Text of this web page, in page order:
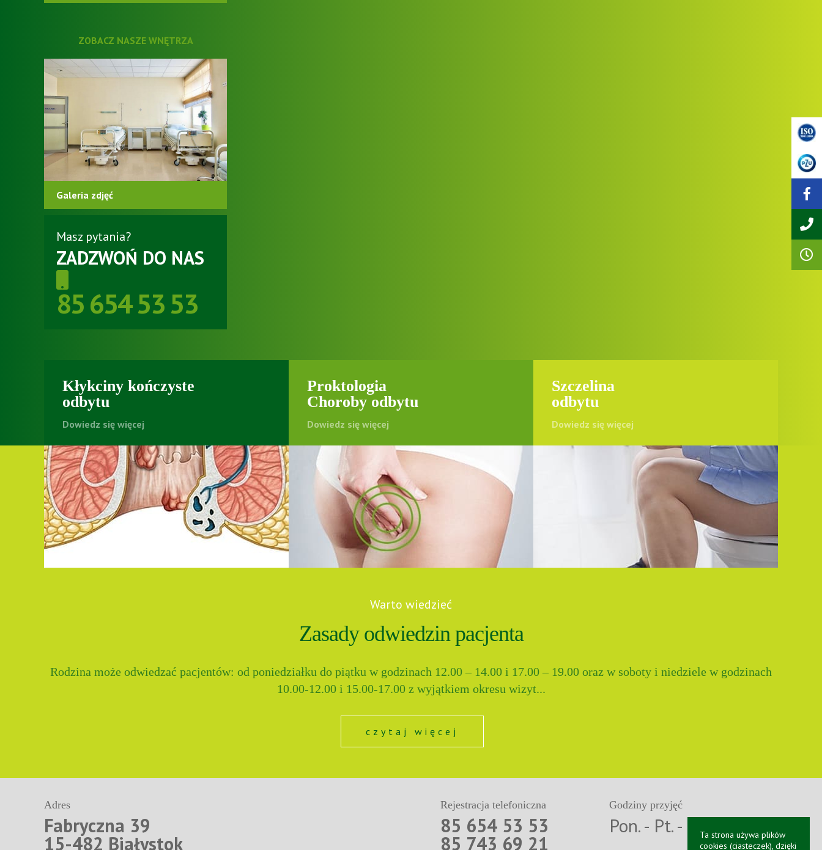
ZOBACZ NASZE WNĘTRZA
Galeria zdjęć
Masz pytania?
ZADZWOŃ DO NAS
85 654 53 53
Kłykciny kończyste
odbytu
Dowiedz się więcej
Proktologia
Choroby odbytu
Dowiedz się więcej
Szczelina
odbytu
Dowiedz się więcej
Warto wiedzieć
Zasady odwiedzin pacjenta
Rodzina może odwiedzać pacjentów: od poniedziałku do piątku w godzinach 12.00 – 14.00 i 17.00 – 19.00 oraz w soboty i niedziele w godzinach
10.00-12.00 i 15.00-17.00 z wyjątkiem okresu wizyt...
czytaj więcej
Adres
Fabryczna 39
15-482 Białystok
Godziny przyjęć
Pon. - Pt. - 8:00 - 19:00
Rejestracja telefoniczna
85 654 53 53
85 743 69 21
Ta strona używa plików
cookies (ciasteczek), dzięki